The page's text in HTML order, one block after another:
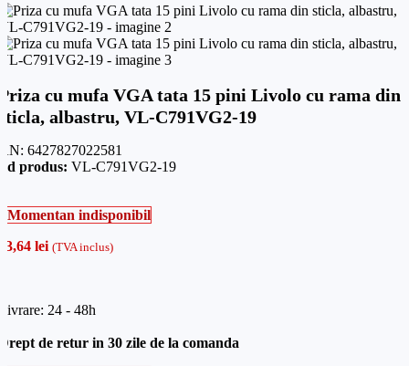
cu mufa VGA tata 15 pini Livolo cu rama din
albastru, VL-C791VG2-19
6427827022581
produs: VL-C791VG2-19
Momentan indisponibil
lei (TVA inclus)
24 - 48h
de retur in 30 zile de la comanda